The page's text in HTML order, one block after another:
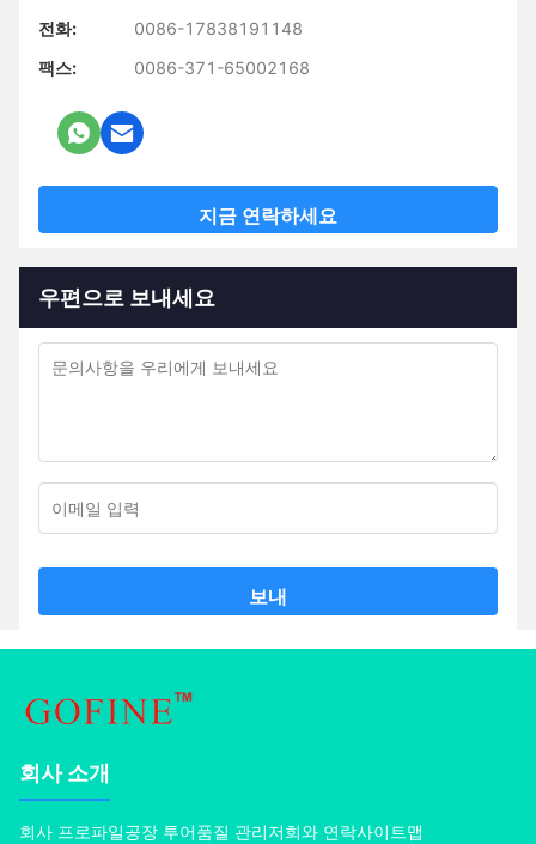
전화:
0086-17838191148
팩스:
0086-371-65002168
지금 연락하세요
우편으로 보내세요
보내
회사 소개
회사 프로파일공장 투어품질 관리저희와 연락사이트맵